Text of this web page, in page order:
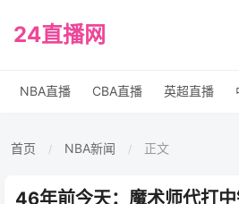
24直播网
NBA直播 CBA直播 英超直播
首页 / NBA新闻 / 正文
46年前今天：魔术师代打